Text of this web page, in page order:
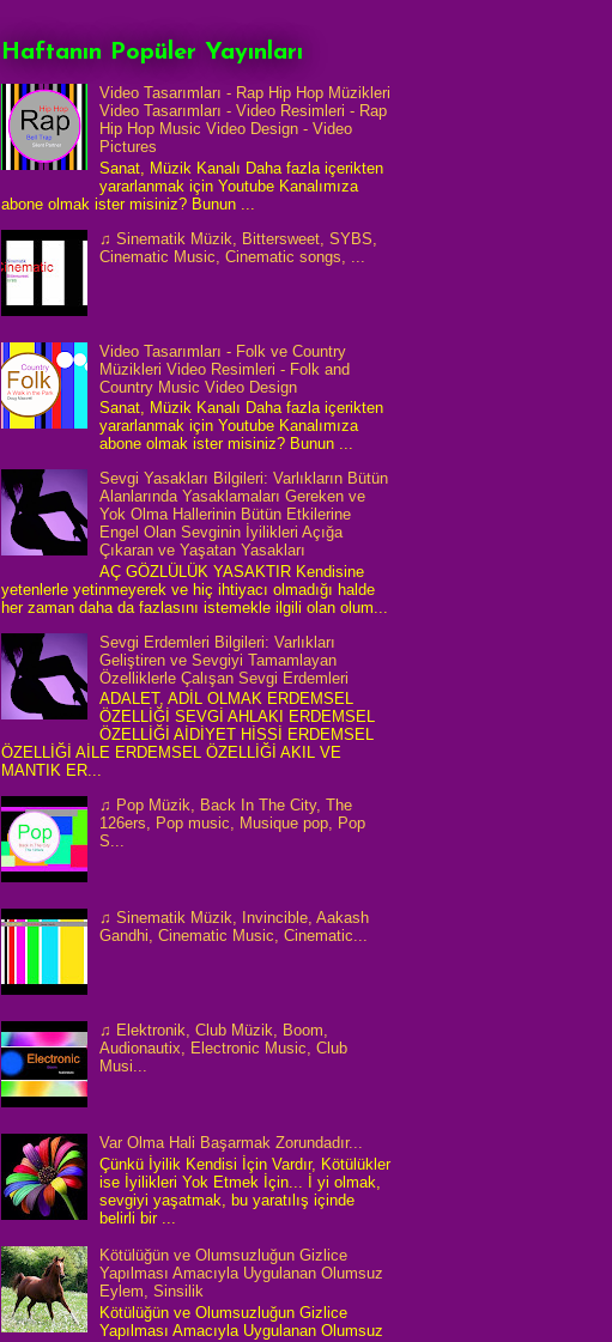
Haftanın Popüler Yayınları
Video Tasarımları - Rap Hip Hop Müzikleri
Video Tasarımları - Video Resimleri - Rap
Hip Hop Music Video Design - Video
Pictures
Sanat, Müzik Kanalı Daha fazla içerikten
yararlanmak için Youtube Kanalımıza
abone olmak ister misiniz? Bunun ...
♫ Sinematik Müzik, Bittersweet, SYBS,
Cinematic Music, Cinematic songs, ...
Video Tasarımları - Folk ve Country
Müzikleri Video Resimleri - Folk and
Country Music Video Design
Sanat, Müzik Kanalı Daha fazla içerikten
yararlanmak için Youtube Kanalımıza
abone olmak ister misiniz? Bunun ...
Sevgi Yasakları Bilgileri: Varlıkların Bütün
Alanlarında Yasaklamaları Gereken ve
Yok Olma Hallerinin Bütün Etkilerine
Engel Olan Sevginin İyilikleri Açığa
Çıkaran ve Yaşatan Yasakları
AÇ GÖZLÜLÜK YASAKTIR Kendisine
yetenlerle yetinmeyerek ve hiç ihtiyacı olmadığı halde
her zaman daha da fazlasını istemekle ilgili olan olum...
Sevgi Erdemleri Bilgileri: Varlıkları
Geliştiren ve Sevgiyi Tamamlayan
Özelliklerle Çalışan Sevgi Erdemleri
ADALET, ADİL OLMAK ERDEMSEL
ÖZELLİĞİ SEVGİ AHLAKI ERDEMSEL
ÖZELLİĞİ AİDİYET HİSSİ ERDEMSEL
ÖZELLİĞİ AİLE ERDEMSEL ÖZELLİĞİ AKIL VE
MANTIK ER...
♫ Pop Müzik, Back In The City, The
126ers, Pop music, Musique pop, Pop
S...
♫ Sinematik Müzik, Invincible, Aakash
Gandhi, Cinematic Music, Cinematic...
♫ Elektronik, Club Müzik, Boom,
Audionautix, Electronic Music, Club
Musi...
Var Olma Hali Başarmak Zorundadır...
Çünkü İyilik Kendisi İçin Vardır, Kötülükler
ise İyilikleri Yok Etmek İçin... İ yi olmak,
sevgiyi yaşatmak, bu yaratılış içinde
belirli bir ...
Kötülüğün ve Olumsuzluğun Gizlice
Yapılması Amacıyla Uygulanan Olumsuz
Eylem, Sinsilik
Kötülüğün ve Olumsuzluğun Gizlice
Yapılması Amacıyla Uygulanan Olumsuz